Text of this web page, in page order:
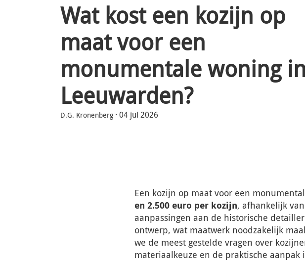
Wat kost een kozijn op
maat voor een
monumentale woning in
Leeuwarden?
D.G. Kronenberg · 04 jul 2026
Een kozijn op maat voor een
en 2.500 euro per kozijn, afhankelijk
aanpassingen aan de historische
ontwerp, wat maatwerk noodzakelijk
we de meest gestelde vragen over
materiaalkeuze en de praktische aanpak